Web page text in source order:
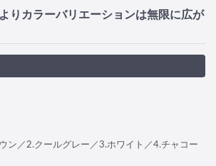
りカラーバリエーションは無限に広が
ン／2.クールグレー／3.ホワイト／4.チャコー